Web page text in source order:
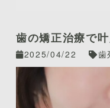
歯の矯正治療で
2025/04/22 歯